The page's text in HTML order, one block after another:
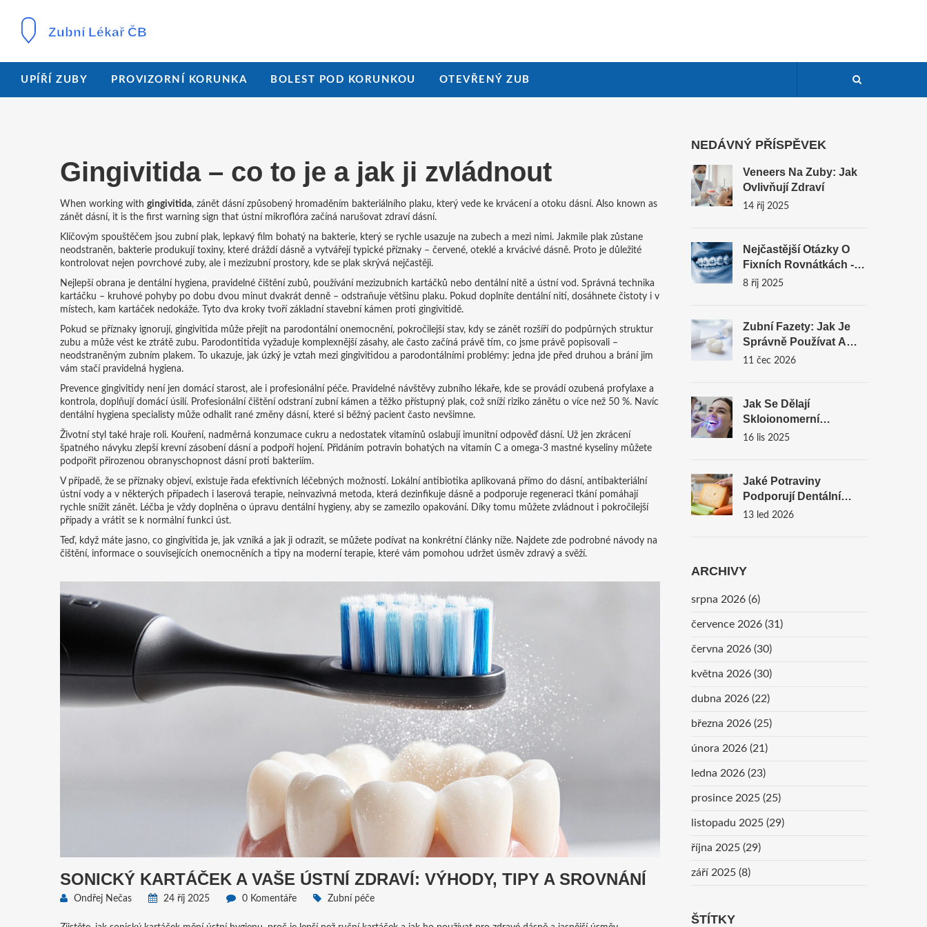
UPÍŘÍ ZUBY PROVIZORNÍ KORUNKA BOLEST POD KORUNKOU OTEVŘENÝ ZUB
Gingivitida – co to je a jak ji zvládnout
When working with gingivitida, zánět dásní způsobený hromaděním bakteriálního plaku, který vede ke krvácení a otoku dásní. Also known as
zánět dásní, it is the first warning sign that ústní mikroflóra začíná narušovat zdraví dásní.
Klíčovým spouštěčem jsou zubní plak, lepkavý film bohatý na bakterie, který se rychle usazuje na zubech a mezi nimi. Jakmile plak zůstane
neodstraněn, bakterie produkují toxiny, které dráždí dásně a vytvářejí typické příznaky – červené, oteklé a krvácivé dásně. Proto je důležité
kontrolovat nejen povrchové zuby, ale i mezizubní prostory, kde se plak skrývá nejčastěji.
Nejlepší obrana je dentální hygiena, pravidelné čištění zubů, používání mezizubních kartáčků nebo dentální nitě a ústní vod . Správná technika
kartáčku – kruhové pohyby po dobu dvou minut dvakrát denně – odstraňuje většinu plaku. Pokud doplníte dentální nití, dosáhnete čistoty i v
místech, kam kartáček nedokáže. Tyto dva kroky tvoří základní stavební kámen proti gingivitidě.
Pokud se příznaky ignorují, gingivitida může přejít na parodontální onemocnění, pokročilejší stav, kdy se zánět rozšíří do podpůrných struktur
zubu a může vést ke ztrátě zubu. Parodontitida vyžaduje komplexnější zásahy, ale často začíná právě tím, co jsme právě popisovali –
neodstraněným zubním plakem. To ukazuje, jak úzký je vztah mezi gingivitidou a parodontálními problémy: jedna jde před druhou a brání jim
vám stačí pravidelná hygiena.
Prevence gingivitidy není jen domácí starost, ale i profesionální péče. Pravidelné návštěvy zubního lékaře, kde se provádí ozubená profylaxe a
kontrola, doplňují domácí úsilí. Profesionální čištění odstraní zubní kámen a těžko přístupný plak, což sníží riziko zánětu o více než 50 %. Navíc
dentální hygiena specialisty může odhalit rané změny dásní, které si běžný pacient často nevšimne.
Životní styl také hraje roli. Kouření, nadměrná konzumace cukru a nedostatek vitamínů oslabují imunitní odpověď dásní. Už jen zkrácení
špatného návyku zlepší krevní zásobení dásní a podpoří hojení. Přidáním potravin bohatých na vitamín C a omega‑3 mastné kyseliny můžete
podpořit přirozenou obranyschopnost dásní proti bakteriím.
V případě, že se příznaky objeví, existuje řada efektivních léčebných možností. Lokální antibiotika aplikovaná přímo do dásní, antibakteriální
ústní vody a v některých případech i laserová terapie, neinvazivná metoda, která dezinfikuje dásně a podporuje regeneraci tkání pomáhají
rychle snížit zánět. Léčba je vždy doplněna o úpravu dentální hygieny, aby se zamezilo opakování. Díky tomu můžete zvládnout i pokročilejší
případy a vrátit se k normální funkci úst.
Teď, když máte jasno, co gingivitida je, jak vzniká a jak ji odrazit, se můžete podívat na konkrétní články níže. Najdete zde podrobné návody na
čištění, informace o souvisejících onemocněních a tipy na moderní terapie, které vám pomohou udržet úsměv zdravý a svěží.
SONICKÝ KARTÁČEK A VAŠE ÚSTNÍ ZDRAVÍ: VÝHODY, TIPY A SROVNÁNÍ
Ondřej Nečas 24 říj 2025 0 Komentáře Zubní péče
NEDÁVNÝ PŘÍSPĚVEK
Veneers Na Zuby: Jak
Ovlivňují Zdraví
14 říj 2025
Nejčastější Otázky O
Fixních Rovnátkách -
Odpovědi A Tipy
8 říj 2025
Zubní Fazety: Jak Je
Správně Používat A
Pečovat O Ně Pro
11 čec 2026
Jak Se Dělají
Skloionomerní
Plomby? Podrobný
16 lis 2025
Jaké Potraviny
Podporují Dentální
Hygienu - Praktický
13 led 2026
ARCHIVY
srpna 2026 (6)
července 2026 (31)
června 2026 (30)
května 2026 (30)
dubna 2026 (22)
března 2026 (25)
února 2026 (21)
ledna 2026 (23)
prosince 2025 (25)
listopadu 2025 (29)
října 2025 (29)
září 2025 (8)
ŠTÍTKY